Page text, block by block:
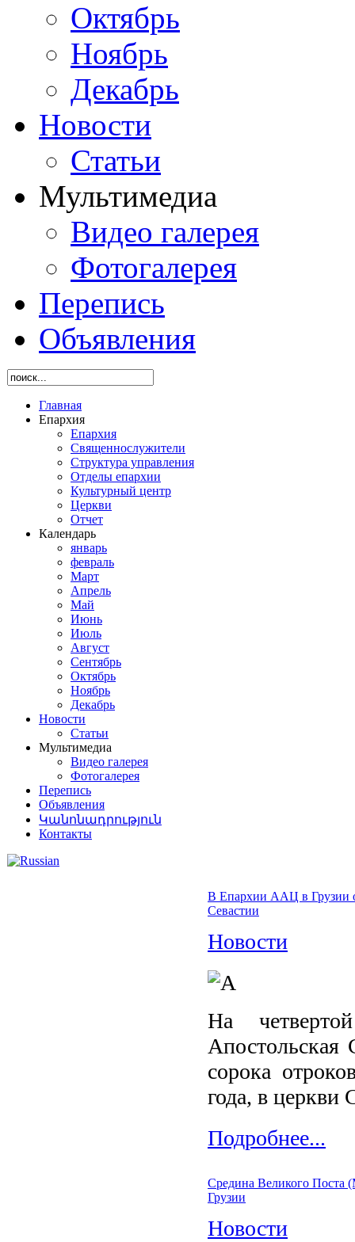
Октябрь
Ноябрь
Декабрь
Новости
Статьи
Мультимедиа
Видео галерея
Фотогалерея
Перепись
Объявления
Главная
Епархия
Епархия
Священнослужители
Структура управления
Отделы епархии
Культурный центр
Церкви
Отчет
Календарь
январь
февраль
Март
Апрель
Май
Июнь
Июль
Август
Сентябрь
Октябрь
Ноябрь
Декабрь
Новости
Статьи
Мультимедиа
Видео галерея
Фотогалерея
Перепись
Объявления
Կանոնադրություն
Контакты
В Епархии ААЦ в Грузии
Севастии
Новости
На
Апостольская
сорока
года, в
Подробнее...
Средина Великого Поста
Грузии
Новости